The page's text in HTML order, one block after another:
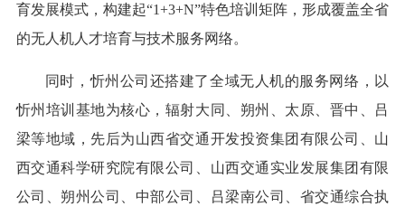
育发展模式，构建起“1+3+N”特色培训矩阵，形成覆盖全省
的无人机人才培育与技术服务网络。
同时，忻州公司还搭建了全域无人机的服务网络，以
忻州培训基地为核心，辐射大同、朔州、太原、晋中、吕
梁等地域，先后为山西省交通开发投资集团有限公司、山
西交通科学研究院有限公司、山西交通实业发展集团有限
公司、朔州公司、中部公司、吕梁南公司、省交通综合执